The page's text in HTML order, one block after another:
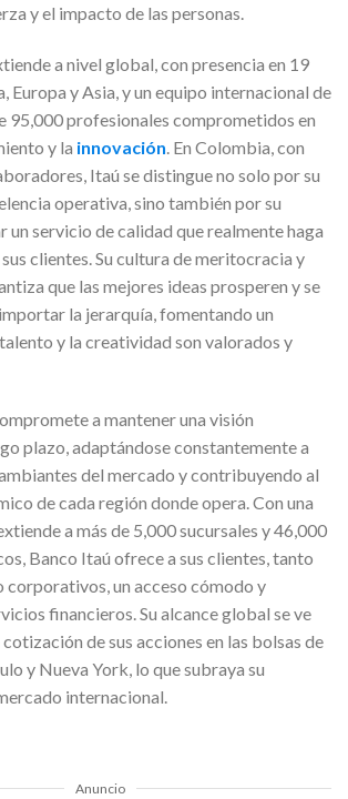
y el impacto de las personas.
a nivel global, con presencia en 19
Europa y Asia, y un equipo internacional de
95,000 profesionales comprometidos en
y la innovación . En Colombia, con
Itaú se distingue no solo por su
operativa, sino también por su
un servicio de calidad que realmente haga
clientes. Su cultura de meritocracia y
que las mejores ideas prosperen y se
la jerarquía, fomentando un
y la creatividad son valorados y
a mantener una visión
plazo, adaptándose constantemente a
del mercado y contribuyendo al
de cada región donde opera. Con una
a más de 5,000 sucursales y 46,000
Banco Itaú ofrece a sus clientes, tanto
corporativos, un acceso cómodo y
financieros. Su alcance global se ve
de sus acciones en las bolsas de
y Nueva York, lo que subraya su
internacional.
Anuncio